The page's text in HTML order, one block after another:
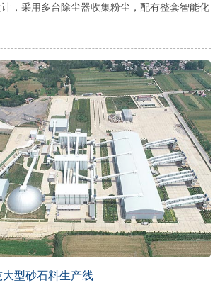
，采用多台除尘器收集粉尘，配有整套智能化
大型砂石料生产线